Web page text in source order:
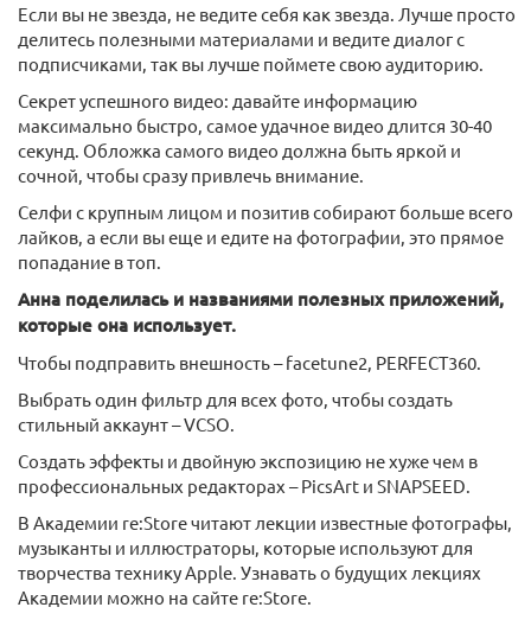
Если вы не звезда, не ведите себя как звезда. Лучше просто
делитесь полезными материалами и ведите диалог с
подписчиками, так вы лучше поймете свою аудиторию.
Секрет успешного видео: давайте информацию
максимально быстро, самое удачное видео длится 30-40
секунд. Обложка самого видео должна быть яркой и
сочной, чтобы сразу привлечь внимание.
Селфи с крупным лицом и позитив собирают больше всего
лайков, а если вы еще и едите на фотографии, это прямое
попадание в топ.
Анна поделилась и названиями полезных приложений,
которые она использует.
Чтобы подправить внешность – facetune2, PERFECT360.
Выбрать один фильтр для всех фото, чтобы создать
стильный аккаунт – VCSO.
Создать эффекты и двойную экспозицию не хуже чем в
профессиональных редакторах – PicsArt и SNAPSEED.
В Академии re:Store читают лекции известные фотографы,
музыканты и иллюстраторы, которые используют для
творчества технику Apple. Узнавать о будущих лекциях
Академии можно на сайте re:Store.